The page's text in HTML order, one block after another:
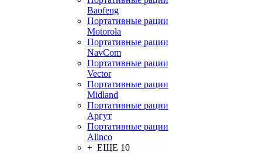
Baofeng
Портативные рации
Motorola
Портативные рации
NavCom
Портативные рации
Vector
Портативные рации
Midland
Портативные рации
Аргут
Портативные рации
Alinco
+ ЕЩЕ 10